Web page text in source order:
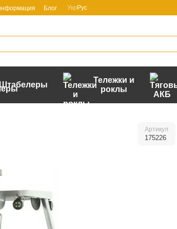
Блог Укр Рус
Штабелеры
Тележки и
роклы
Артикул
175226